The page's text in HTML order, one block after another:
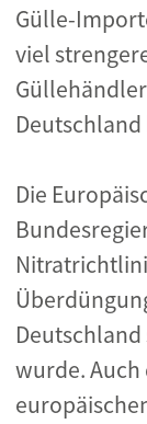
Gülle-
viel
Die
wurde.